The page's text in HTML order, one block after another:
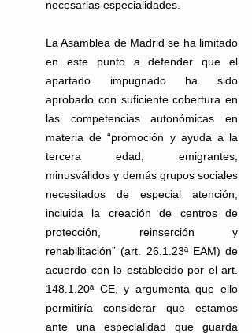
necesarias especialidades.
La Asamblea de Madrid se ha limitado
en este punto a defender que el
apartado impugnado ha sido
aprobado con suficiente cobertura en
las competencias autonómicas en
materia de “promoción y ayuda a la
tercera edad, emigrantes,
minusválidos y demás grupos sociales
necesitados de especial atención,
incluida la creación de centros de
protección, reinserción y
rehabilitación” (art. 26.1.23ª EAM) de
acuerdo con lo establecido por el art.
148.1.20ª CE, y argumenta que ello
permitiría considerar que estamos
ante una especialidad que guarda